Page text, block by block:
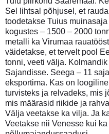
Sel lihtsal põhjusel, et
toodetakse Tuius
kogustes – 1500 – 2000
metalli ka Virumaa
väidetakse, et tervelt pool
tonni, veeti välja.
Sajandisse. Seega – 11
eksportima. Kas on
turvisteks ja relvadeks, mis
mis määrasid riikide ja
Välja veetakse ka vilja. Ja
Veetakse nii Venesse kui